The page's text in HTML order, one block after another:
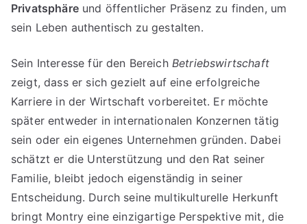
Privatsphäreund öffentlicher Präsenz zu finden, um
sein Leben authentisch zu gestalten.
Sein Interesse für den Bereich Betriebswirtschaft
zeigt, dass er sich gezielt auf eine erfolgreiche
Karriere in der Wirtschaft vorbereitet. Er möchte
später entweder in internationalen Konzernen tätig
sein oder ein eigenes Unternehmen gründen. Dabei
schätzt er die Unterstützung und den Rat seiner
Familie, bleibt jedoch eigenständig in seiner
Entscheidung. Durch seine multikulturelle Herkunft
bringt Montry eine einzigartige Perspektive mit, die